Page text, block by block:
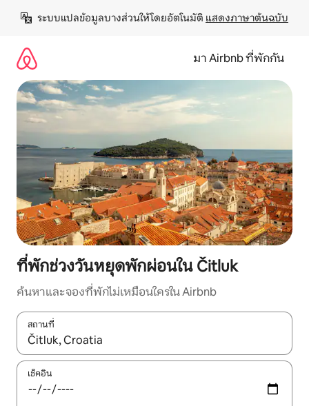
เนื้อหา
ระบบแปลข้อมูลบางส่วนให้โดยอัตโนมัติ แสดงภาษาต้นฉบับ
มา Airbnb ที่พักกัน
ที่พักช่วงวันหยุดพักผ่อนใน Čitluk
ค้นหาและจองที่พักไม่เหมือนใครใน Airbnb
สถานที่
ใช้ลูกศรขึ้นลง หรือใช้การสัมผัสหรือปัด เพื่อสำรวจผลการค้นหา
เช็คอิน